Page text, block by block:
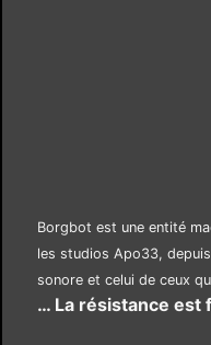
Borgbot est une entité
les studios Apo33, depuis
sonore et celui de ceux
… La résistance est